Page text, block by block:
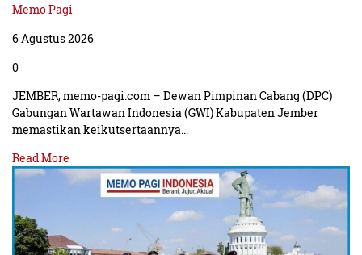
Memo Pagi
6 Agustus 2026
0
JEMBER, memo-pagi.com – Dewan Pimpinan Cabang (DPC)
Gabungan Wartawan Indonesia (GWI) Kabupaten Jember
memastikan keikutsertaannya…
Read More